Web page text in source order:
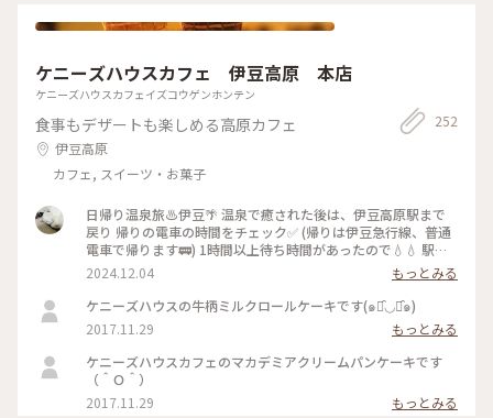
ケニーズハウスカフェ 伊豆高原 本店
ケニーズハウスカフェイズコウゲンホンテン
食事もデザートも楽しめる高原カフェ
伊豆高原
カフェ, スイーツ・お菓子
252
日帰り温泉旅♨️伊豆🌴 温泉で癒された後は、伊豆高原駅まで
戻り 帰りの電車の時間をチェック✅ (帰りは伊豆急行線、普通
電車で帰ります🚃) 1時間以上待ち時間があったので💧💧 駅か
ら徒歩圏内で検索し🔍徒歩10分🚶‍♀️ ケニーズハウスカフェさん
でお茶休憩☕️ …ですが、暖かかったので🌤️人気の ソフトクリ
ームを使ったサンデーを🍨🍦 連れはベリー&ベリー🫐🍓 私は
マカダミアナッツソルト🧂🥜 温泉で温まった身体に沁みる〜
🤍 ちなみに駅からは坂道もありちょっと良い 運動にもなりま
す🏃‍♀️🏃🏻笑 #ことりっぷ伊豆#伊豆急行線 #伊豆高原駅#ケニー
ズハウスカフェ #ソフトクリーム#サンデー#テラス席#暖炉 #
ベストトリップ2024 #スターバックスラスカ熱海店 #東海道線
#相模湾
2024.12.04
もっとみる
ケニーズハウスの牛柄ミルクロールケーキです(๑･̑◡･̑๑)
2017.11.29
もっとみる
ケニーズハウスカフェのマカデミアクリームパンケーキです
（＾Ｏ＾）
2017.11.29
もっとみる